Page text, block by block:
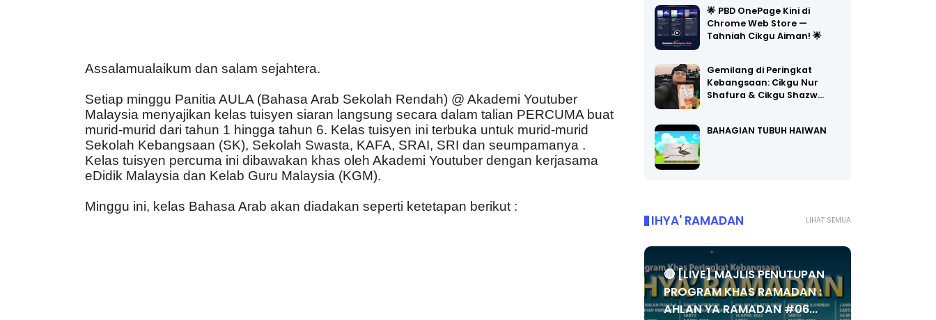
Assalamualaikum dan salam sejahtera.
Setiap minggu Panitia AULA (Bahasa Arab Sekolah Rendah) @ Akademi Youtuber
Malaysia menyajikan kelas tuisyen siaran langsung secara dalam talian PERCUMA buat
murid-murid dari tahun 1 hingga tahun 6. Kelas tuisyen ini terbuka untuk murid-murid
Sekolah Kebangsaan (SK), Sekolah Swasta, KAFA, SRAI, SRI dan seumpamanya .
Kelas tuisyen percuma ini dibawakan khas oleh Akademi Youtuber dengan kerjasama
eDidik Malaysia dan Kelab Guru Malaysia (KGM).
Minggu ini, kelas Bahasa Arab akan diadakan seperti ketetapan berikut :
🌟 PBD OnePage Kini di
Chrome Web Store —
Tahniah Cikgu Aiman! 🌟
Gemilang di Peringkat
Kebangsaan: Cikgu Nur
Shafura & Cikgu Shazw…
BAHAGIAN TUBUH HAIWAN
LIHAT SEMUA
IHYA' RAMADAN
🔴 [LIVE] MAJLIS PENUTUPAN
PROGRAM KHAS RAMADAN :
AHLAN YA RAMADAN #06...